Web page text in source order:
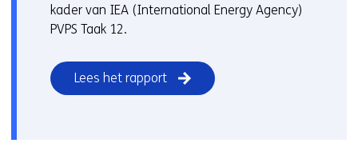
kader van IEA (International Energy Agency)
PVPS Taak 12.
Lees het rapport